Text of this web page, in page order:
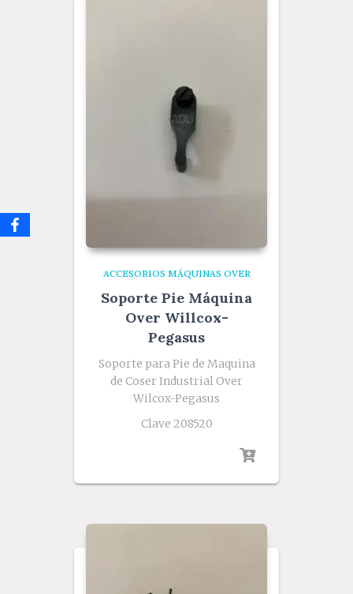
ACCESORIOS MÁQUINAS OVER
Soporte Pie Máquina
Over Willcox-
Pegasus
Soporte para Pie de Maquina
de Coser Industrial Over
Wilcox-Pegasus
Clave 208520